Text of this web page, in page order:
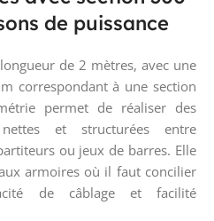
de puissance
de 2 mètres, avec une
correspondant à une section
permet de réaliser des
et structurées entre
ou jeux de barres. Elle
armoires où il faut concilier
de câblage et facilité